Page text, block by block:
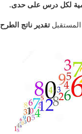
لكل درس على حدى.
المستقبلتقدير ناتج الطرح